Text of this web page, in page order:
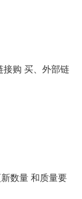
接购 买、外部链
数量 和质量要